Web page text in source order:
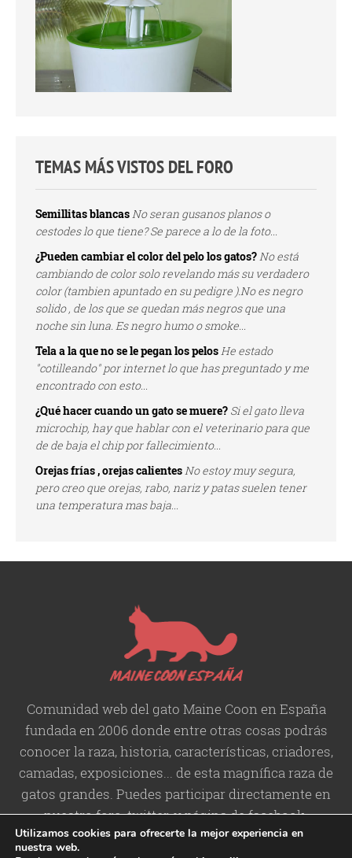
TEMAS MÁS VISTOS DEL FORO
Semillitas blancasNo seran gusanos planos o
cestodes lo que tiene? Se parece a lo de la foto...
¿Pueden cambiar el color del pelo los gatos?No está
cambiando de color solo revelando más su verdadero
color (tambien apuntado en su pedigre ).No es negro
solido , de los que se quedan más negros que una
noche sin luna. Es negro humo o smoke...
Tela a la que no se le pegan los pelosHe estado
"cotilleando" por internet lo que has preguntado y me
encontrado con esto...
¿Qué hacer cuando un gato se muere? Si el gato lleva
microchip, hay que hablar con el veterinario para que
de de baja el chip por fallecimiento...
Orejas frías , orejas calientesNo estoy muy segura,
pero creo que orejas, rabo, nariz y patas suelen tener
una temperatura mas baja...
Comunidad web del gato Maine Coon en España
fundada en 2006 donde entre otras cosas podrás
conocer la raza, historia,características, criadores,
camadas, exposiciones... de esta magnífica raza de
gatos grandes. Puedes participar directamente en
nuestro foro, twitter, y página de facebook.
Utilizamos cookies para ofrecerte la mejor experiencia en
nuestra web.